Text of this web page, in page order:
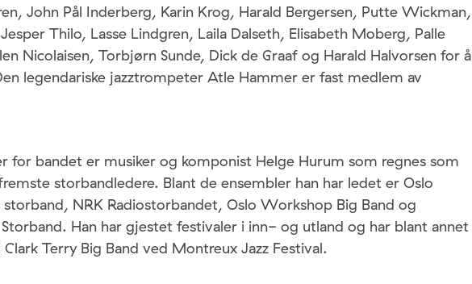
John Pål Inderberg, Karin Krog, Harald Bergersen, Putte Wickman,
Thilo, Lasse Lindgren, Laila Dalseth, Elisabeth Moberg, Palle
Nicolaisen, Torbjørn Sunde, Dick de Graaf og Harald Halvorsen for å
legendariske jazztrompeter Atle Hammer er fast medlem av
for bandet er musiker og komponist Helge Hurum som regnes som
storbandledere. Blant de ensembler han har ledet er Oslo
NRK Radiostorbandet, Oslo Workshop Big Band og
Han har gjestet festivaler i inn- og utland og har blant annet
Terry Big Band ved Montreux Jazz Festival.